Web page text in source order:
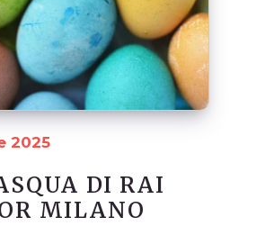
2025
DI RAI
MILANO